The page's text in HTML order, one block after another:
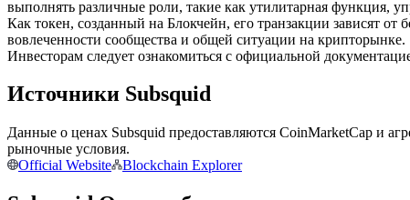
Копирование торговли
выполнять различные роли, такие как утилитарная функция,
Как токен, созданный на Блокчейн, его транзакции зависят от
вовлеченности сообщества и общей ситуации на крипторынке.
Инвесторам следует ознакомиться с официальной
Источники Subsquid
Данные о ценах Subsquid предоставляются CoinMarketCap и
рыночные условия.
Official Website
Blockchain Explorer